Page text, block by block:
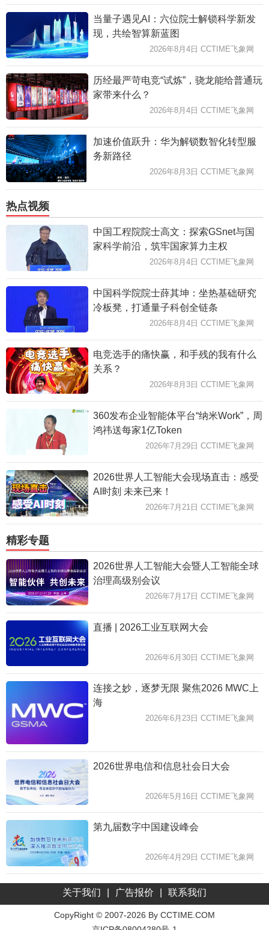
当量子遇见AI：六位院士解锁科学新发
现，共绘智算新蓝图
2026年8月4日 CCTIME飞象网
历经最严苛电竞“试炼”，骁龙能给普通玩
家带来什么？
2026年8月4日 CCTIME飞象网
加速价值跃升：华为解锁数智化转型服
务新路径
2026年8月3日 CCTIME飞象网
热点视频
中国工程院院士高文：探索GSnet与国
家科学前沿，筑牢国家算力主权
2026年8月4日 CCTIME飞象网
中国科学院院士薛其坤：坐热基础研究
冷板凳，打通量子科创全链条
2026年8月4日 CCTIME飞象网
电竞选手的痛快赢，和手残的我有什么
关系？
2026年8月3日 CCTIME飞象网
360发布企业智能体平台“纳米Work”，周
鸿祎送每家1亿Token
2026年7月29日 CCTIME飞象网
2026世界人工智能大会现场直击：感受
AI时刻 未来已来！
2026年7月21日 CCTIME飞象网
精彩专题
2026世界人工智能大会暨人工智能全球
治理高级别会议
2026年7月17日 CCTIME飞象网
直播 | 2026工业互联网大会
2026年6月30日 CCTIME飞象网
连接之妙，逐梦无限 聚焦2026 MWC上
海
2026年6月23日 CCTIME飞象网
2026世界电信和信息社会日大会
2026年5月16日 CCTIME飞象网
第九届数字中国建设峰会
2026年4月29日 CCTIME飞象网
关于我们 广告报价 联系我们
CopyRight © 2007-2026 By CCTIME.COM